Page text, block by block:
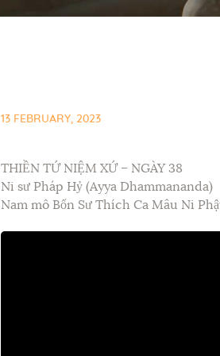
13 FEBRUARY, 2023
THIỀN TỨ NIỆM XỨ – NGÀY 38
Ni sư Pháp Hỷ (Ayya Dhammananda)
Nam mô Bổn Sư Thích Ca Mâu Ni